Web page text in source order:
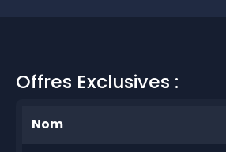
Offres Exclusives :
Nom